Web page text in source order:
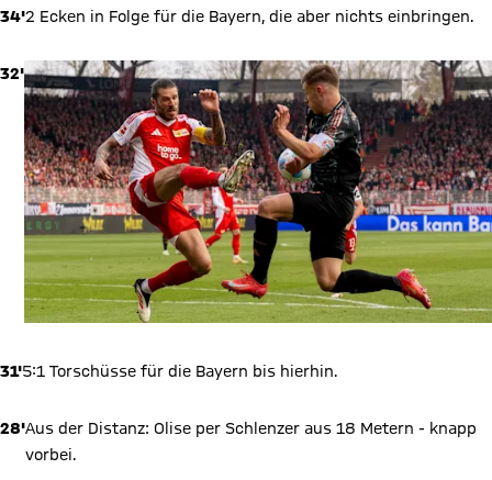
34'2 Ecken in Folge für die Bayern, die aber nichts einbringen.
32'
31'5:1 Torschüsse für die Bayern bis hierhin.
28'Aus der Distanz: Olise per Schlenzer aus 18 Metern - knapp
vorbei.